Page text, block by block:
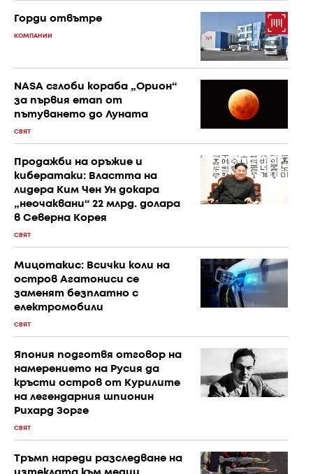
Горди отвътре
КОМПАНИИ
NASA сглоби кораба „Орион“
за първия етап от
пътуването до Луната
СВЯТ
Продажби на оръжие и
кибератаки: Властта на
лидера Ким Чен Ун докара
„неочаквани“ 22 млрд. долара
в Северна Корея
СВЯТ
Мицотакис: Всички коли на
остров Агатониси се
заменят безплатно с
електромобили
СВЯТ
Япония подготвя отговор на
намерението на Русия да
кръсти остров от Курилите
на легендарния шпионин
Рихард Зорге
СВЯТ
Тръмп нареди разследване на